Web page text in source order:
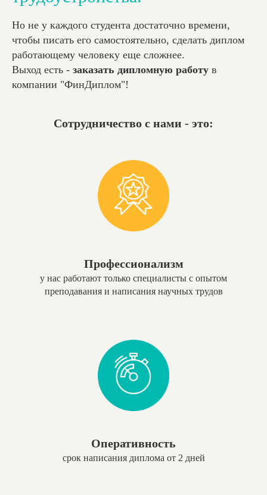
Но не у каждого студента достаточно времени,
чтобы писать его самостоятельно, сделать диплом
работающему человеку еще сложнее.
Выход есть - заказать дипломную работу в
компании "ФинДиплом"!
Сотрудничество с нами - это:
Профессионализм
у нас работают только специалисты с опытом
преподавания и написания научных трудов
Оперативность
срок написания диплома от 2 дней